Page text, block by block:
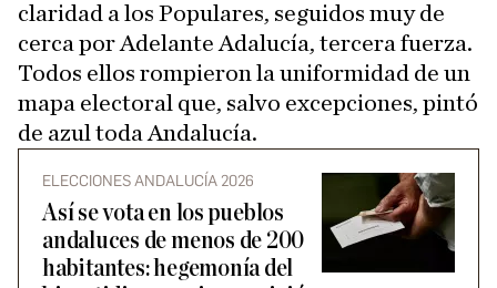
claridad a los Populares, seguidos muy de
cerca por Adelante Adalucía, tercera fuerza.
Todos ellos rompieron la uniformidad de un
mapa electoral que, salvo excepciones, pintó
de azul toda Andalucía.
ELECCIONES ANDALUCÍA 2026
Así se vota en los pueblos
andaluces de menos de 200
habitantes: hegemonía del